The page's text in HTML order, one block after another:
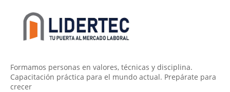
Formamos personas en valores, técnicas y disciplina.
Capacitación práctica para el mundo actual. Prepárate para
crecer